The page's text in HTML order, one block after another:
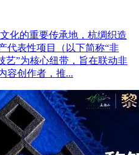
化的重要传承地，杭绸织造
代表性项目（以下简称“非
艺”为核心纽带，旨在联动非
容创作者，推...